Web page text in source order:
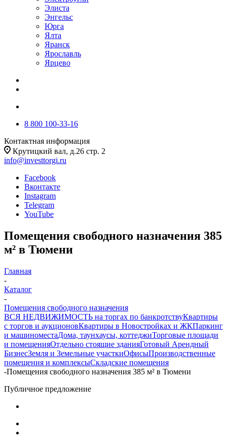
Элиста
Энгельс
Юрга
Ялта
Яранск
Ярославль
Ярцево
8 800 100-33-16
Контактная информация
Крутицкий вал, д.26 стр. 2
info@investtorgi.ru
Facebook
Вконтакте
Instagram
Telegram
YouTube
Помещения свободного назначения 385
м² в Тюмени
Главная
-
Каталог
-
Помещения свободного назначения
ВСЯ НЕДВИЖИМОСТЬ на торгах по банкротствуКвартиры
с торгов и аукционовКвартиры в Новостройках и ЖКПаркинг
и машиноместаДома, таунхаусы, коттеджиТорговые площади
и помещенияОтдельно стоящие зданияГотовый Арендный
БизнесЗемля и Земельные участкиОфисыПроизводственные
помещения и комплексыСкладские помещения
-Помещения свободного назначения 385 м² в Тюмени
Публичное предложение